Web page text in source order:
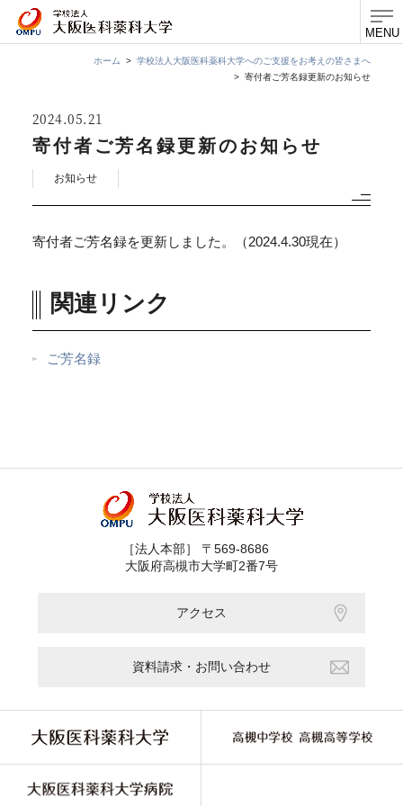
MENU
ホーム
学校法人大阪医科薬科大学へのご支援をお考えの皆さまへ
寄付者ご芳名録更新のお知らせ
2024 05.21
寄付者ご芳名録更新のお知らせ
お知らせ
寄付者ご芳名録を更新しました。（2024.4.30現在）
関連リンク
ご芳名録
［法人本部］ 〒569-8686
大阪府高槻市大学町2番7号
アクセス
資料請求・お問い合わせ